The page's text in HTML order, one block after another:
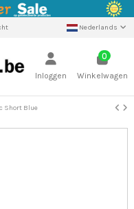
Nederlands
Inloggen
0
Winkelwagen
Short Blue